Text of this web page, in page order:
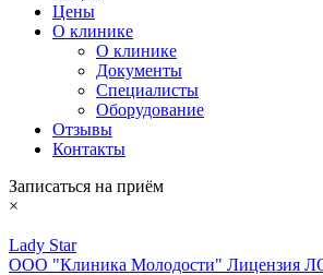
Цены
О клинике
О клинике
Документы
Специалисты
Оборудование
Отзывы
Контакты
Записаться на приём
×
Lady Star
ООО "Клиника Молодости" Лицензия